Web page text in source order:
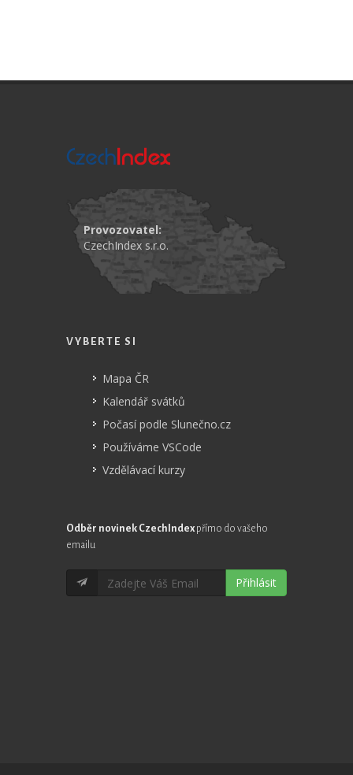
Provozovatel:
CzechIndex s.r.o.
VYBERTE SI
Mapa ČR
Kalendář svátků
Počasí podle Slunečno.cz
Používáme VSCode
Vzdělávací kurzy
Odběr novinek CzechIndex přímo do vašeho
emailu
Přihlásit